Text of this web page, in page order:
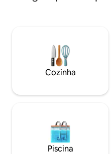
farol de Olinda. Fica a dez minutos do
Cozinha
Piscina